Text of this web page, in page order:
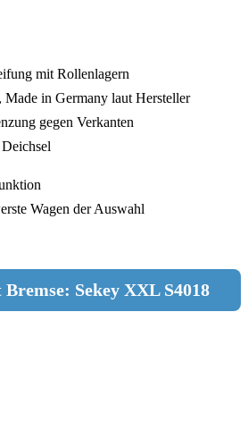
mit Rollenlagern
Made in Germany laut Hersteller
gegen Verkanten
Wagen der Auswahl
Sekey XXL S4018